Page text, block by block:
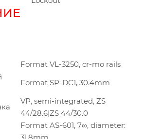
Format VL-3250, cr-mo rails
Format SP-DC1, 30.4mm
VP, semi-integrated, ZS
44/28.6|ZS 44/30.0
Format AS-601, 7∞, diameter: